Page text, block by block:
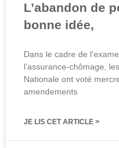
L’abandon de
bonne idée,
Dans le cadre de
l’assurance-chômage,
Nationale ont voté
amendements
JE LIS CET ARTICLE >